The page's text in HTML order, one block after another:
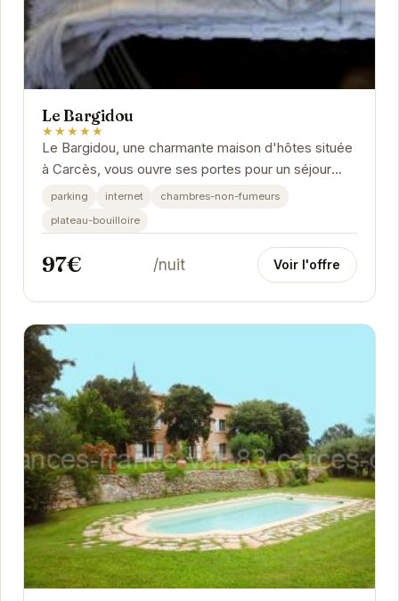
Le Bargidou
★★★★★
Le Bargidou, une charmante maison d'hôtes située
à Carcès, vous ouvre ses portes pour un séjour
inoubliable en Provence. Imprégnez-vous de...
parking internet
chambres-non-fumeurs
plateau-bouilloire
97€ /nuit Voir l'offre